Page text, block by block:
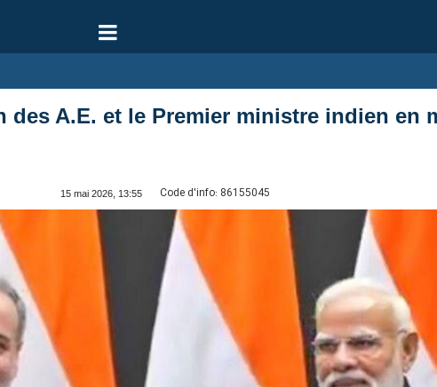
A.E. et le Premier ministre indien en
15 mai 2026, 13:55 Code d'info: 86155045